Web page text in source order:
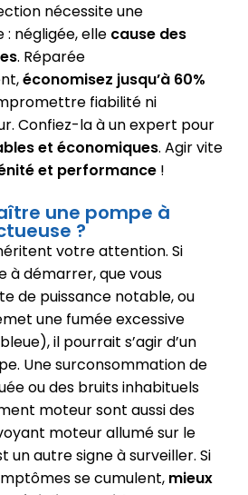
nécessite une
négligée, elle cause des
. Réparée
économisez jusqu’à 60%
fiabilité ni
Confiez-la à un expert pour
et économiques. Agir vite
et performance!
une pompe à
?
votre attention. Si
à démarrer, que vous
de puissance notable, ou
une fumée excessive
il pourrait s’agir d’un
Une surconsommation de
ou des bruits inhabituels
moteur sont aussi des
moteur allumé sur le
un autre signe à surveiller. Si
se cumulent, mieux